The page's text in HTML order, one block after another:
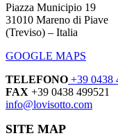
Piazza Municipio 19
31010 Mareno di Piave
(Treviso) – Italia
GOOGLE MAPS
TELEFONO +39 0438
FAX +39 0438 499521
info@lovisotto.com
SITE MAP